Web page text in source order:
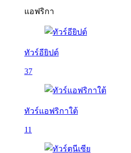
แอฟริกา
ทัวร์อียิปต์
37
ทัวร์แอฟริกาใต้
11